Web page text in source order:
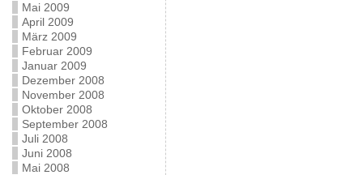
Mai 2009
April 2009
März 2009
Februar 2009
Januar 2009
Dezember 2008
November 2008
Oktober 2008
September 2008
Juli 2008
Juni 2008
Mai 2008